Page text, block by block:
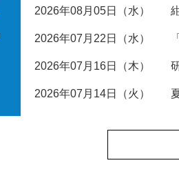
2026年08月05日（水）
2026年07月22日（水）
2026年07月16日（木）
2026年07月14日（火）